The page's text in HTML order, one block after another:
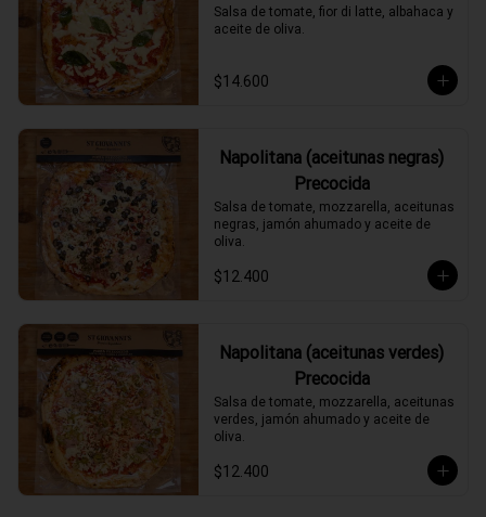
Salsa de tomate, fior di latte, albahaca y
aceite de oliva.
$14.600
Napolitana (aceitunas negras)
Precocida
Salsa de tomate, mozzarella, aceitunas
negras, jamón ahumado y aceite de
oliva.
$12.400
Napolitana (aceitunas verdes)
Precocida
Salsa de tomate, mozzarella, aceitunas
verdes, jamón ahumado y aceite de
oliva.
$12.400